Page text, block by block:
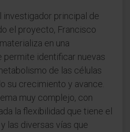
investigador principal de
el proyecto, Francisco
en una
permite identificar nuevas
de las células
su crecimiento y avance.
muy complejo, con
la flexibilidad que tiene el
las diversas vías que